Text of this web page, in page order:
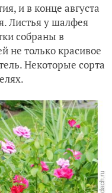
и в конце августа
Листья у шалфея
собраны в
не только красивое
Некоторые сорта